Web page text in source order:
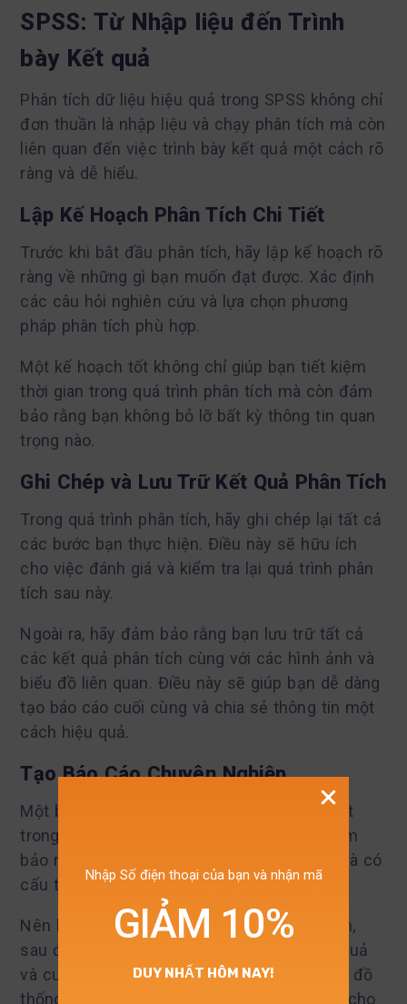
SPSS: Từ Nhập liệu đến Trình
bày Kết quả
Phân tích dữ liệu hiệu quả trong SPSS không chỉ
đơn thuần là nhập liệu và chạy phân tích mà còn
liên quan đến việc trình bày kết quả một cách rõ
ràng và dễ hiểu.
Lập Kế Hoạch Phân Tích Chi Tiết
Trước khi bắt đầu phân tích, hãy lập kế hoạch rõ
ràng về những gì bạn muốn đạt được. Xác định
các câu hỏi nghiên cứu và lựa chọn phương
pháp phân tích phù hợp.
Một kế hoạch tốt không chỉ giúp bạn tiết kiệm
thời gian trong quá trình phân tích mà còn đảm
bảo rằng bạn không bỏ lỡ bất kỳ thông tin quan
trọng nào.
Ghi Chép và Lưu Trữ Kết Quả Phân Tích
Trong quá trình phân tích, hãy ghi chép lại tất cả
các bước bạn thực hiện. Điều này sẽ hữu ích
cho việc đánh giá và kiểm tra lại quá trình phân
tích sau này.
Ngoài ra, hãy đảm bảo rằng bạn lưu trữ tất cả
các kết quả phân tích cùng với các hình ảnh và
biểu đồ liên quan. Điều này sẽ giúp bạn dễ dàng
tạo báo cáo cuối cùng và chia sẻ thông tin một
cách hiệu quả.
Tạo Báo Cáo Chuyên Nghiệp
Một báo cáo chuyên nghiệp là điều cần thiết
trong việc trình bày kết quả nghiên cứu. Đảm
bảo rằng báo cáo của bạn rõ ràng, dễ hiểu và có
cấu trúc hợp lý.
Nên bắt đầu với một phần tóm tắt ngắn gọn,
sau đó đi vào chi tiết về phương pháp, kết quả
và cuối cùng là thảo luận. Sử dụng các biểu đồ
thống kê để hỗ trợ lập luận của bạn và làm cho
Nhập Số điện thoại của bạn và nhận mã
GIẢM 10%
DUY NHẤT HÔM NAY!